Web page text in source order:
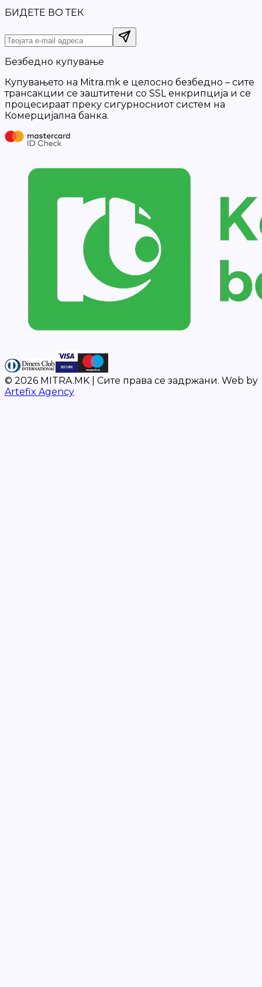
БИДЕТЕ ВО ТЕК
Безбедно купување
Купувањето на Mitra.mk е целосно безбедно – сите
трансакции се заштитени со SSL енкрипција и се
процесираат преку сигурносниот систем на
Комерцијална банка.
© 2026 MITRA.MK | Сите права се задржани. Web by
Artefix Agency